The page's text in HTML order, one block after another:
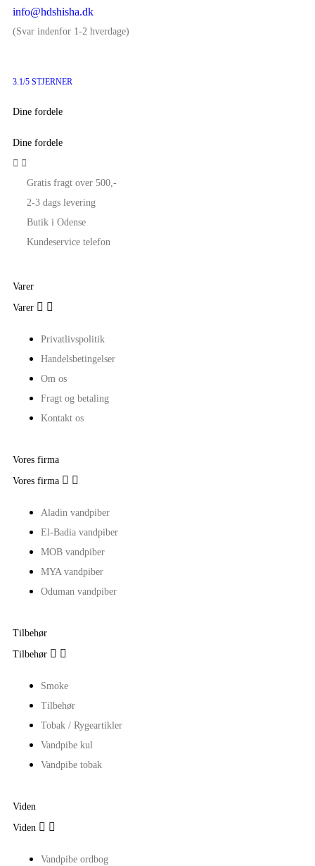
info@hdshisha.dk
(Svar indenfor 1-2 hverdage)
3.1/5 STJERNER
Dine fordele
Dine fordele
 
Gratis fragt over 500,-
2-3 dags levering
Butik i Odense
Kundeservice telefon
Varer
Varer  
Privatlivspolitik
Handelsbetingelser
Om os
Fragt og betaling
Kontakt os
Vores firma
Vores firma  
Aladin vandpiber
El-Badia vandpiber
MOB vandpiber
MYA vandpiber
Oduman vandpiber
Tilbehør
Tilbehør  
Smoke
Tilbehør
Tobak / Rygeartikler
Vandpibe kul
Vandpibe tobak
Viden
Viden  
Vandpibe ordbog